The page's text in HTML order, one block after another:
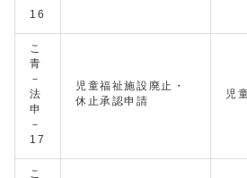
16
こ
青
－
法
申
－
17
児童福祉施設廃止・
休止承認申請
児
こ